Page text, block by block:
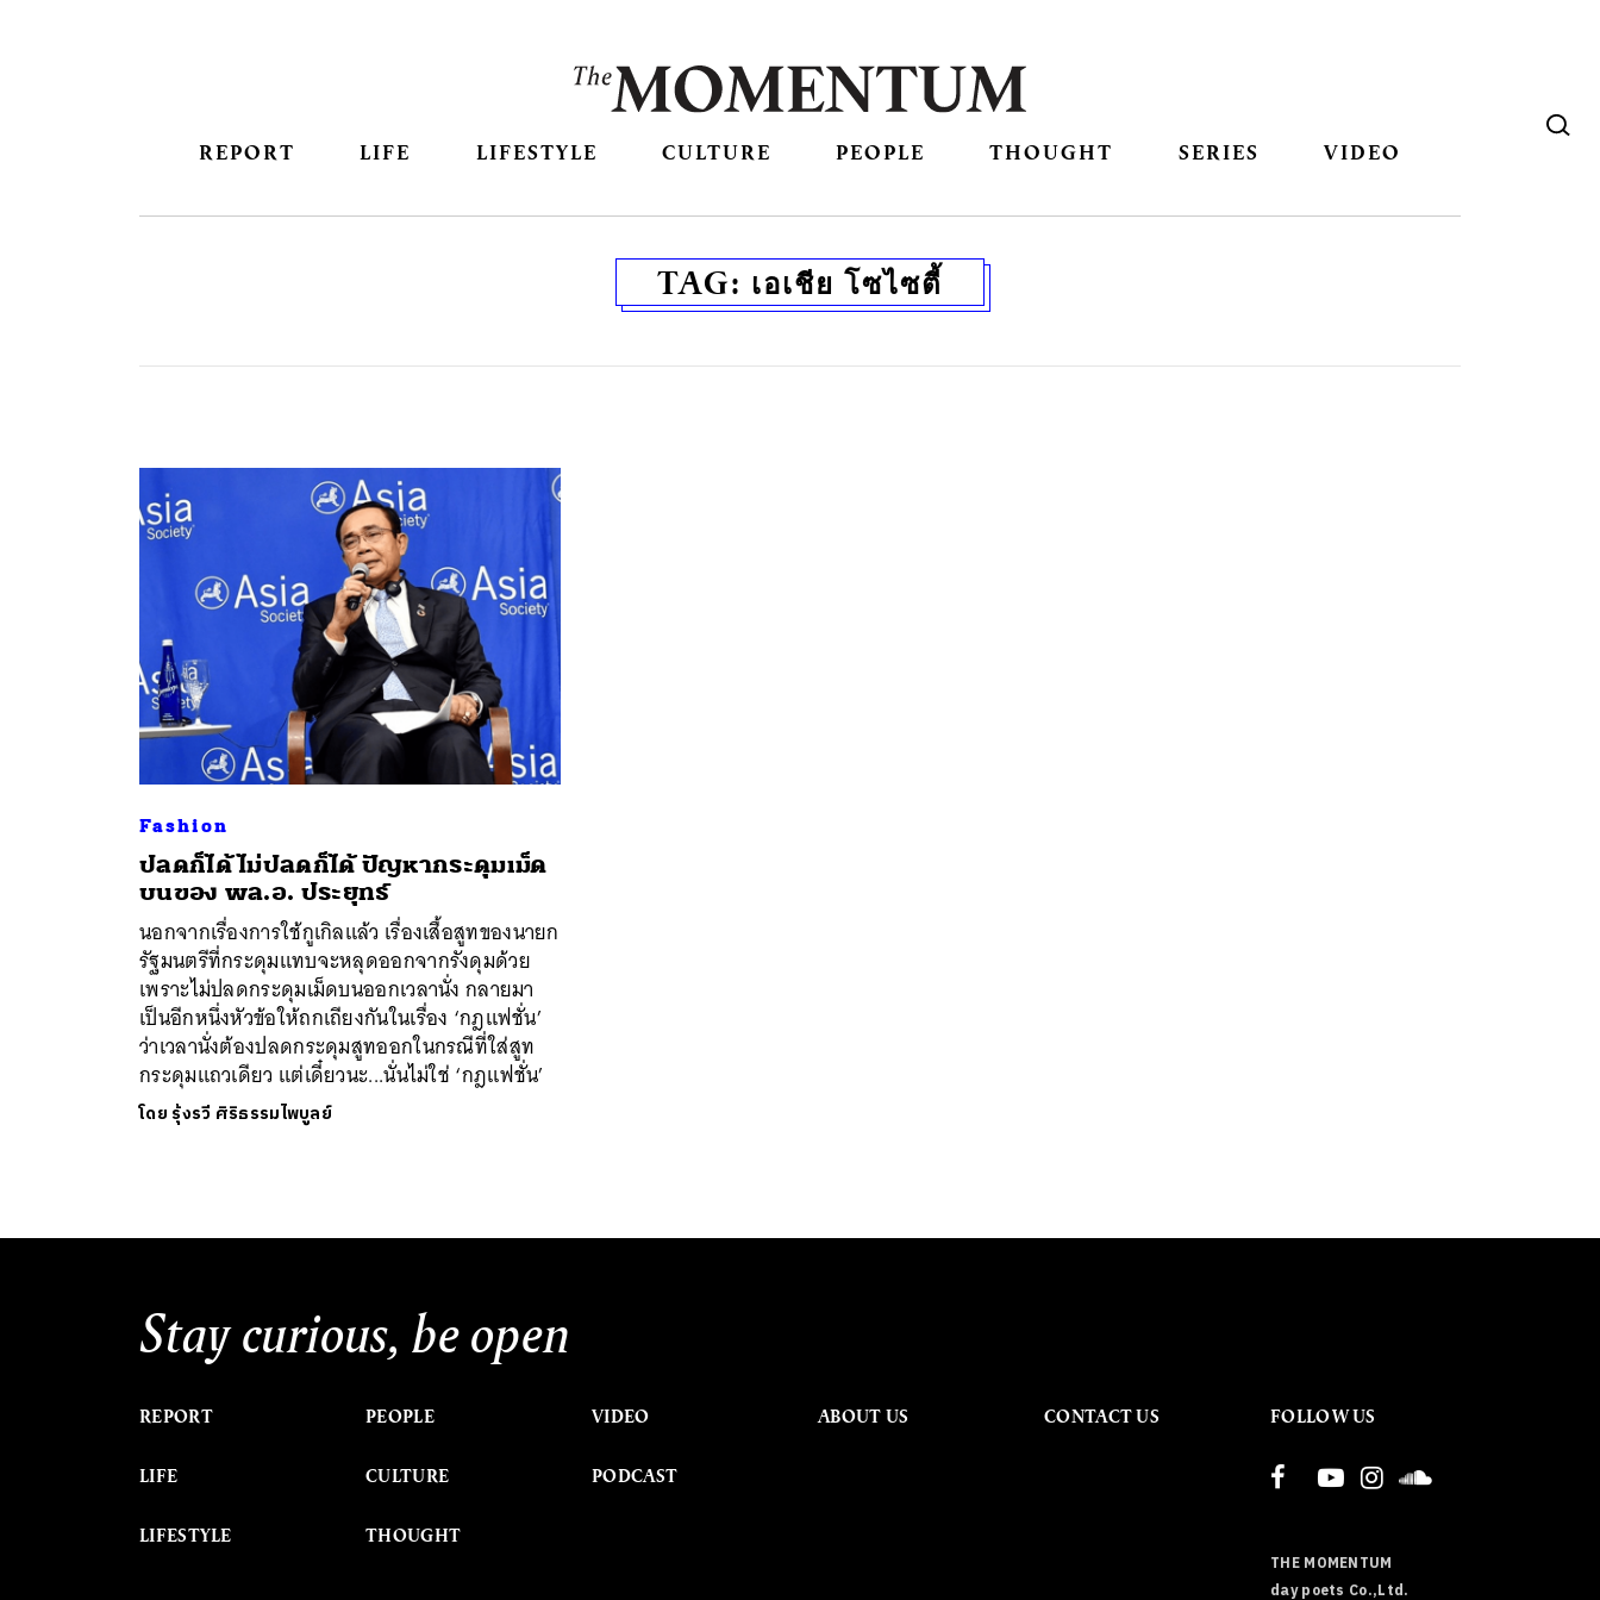
REPORT LIFE LIFESTYLE CULTURE PEOPLE THOUGHT SERIES VIDEO
TAG: เอเชีย โซไซตี้
Fashion
ปลดก็ได้ ไม่ปลดก็ได้ ปัญหากระดุมเม็ด
บนของ พล.อ. ประยุทธ์
นอกจากเรื่องการใช้กูเกิลแล้ว เรื่องเสื้อสูทของนายก
รัฐมนตรีที่กระดุมแทบจะหลุดออกจากรังดุมด้วย
เพราะไม่ปลดกระดุมเม็ดบนออกเวลานั่ง กลายมา
เป็นอีกหนึ่งหัวข้อให้ถกเถียงกันในเรื่อง ‘กฎแฟชั่น’
ว่าเวลานั่งต้องปลดกระดุมสูทออกในกรณีที่ใส่สูท
กระดุมแถวเดียว แต่เดี๋ยวนะ...นั่นไม่ใช่ ‘กฎแฟชั่น’
โดย รุ้งรวี ศิริธรรมไพบูลย์
Stay curious, be open
REPORT
LIFE
LIFESTYLE
PEOPLE
CULTURE
THOUGHT
VIDEO
PODCAST
ABOUT US CONTACT US FOLLOW US
THE MOMENTUM
day poets Co.,Ltd.